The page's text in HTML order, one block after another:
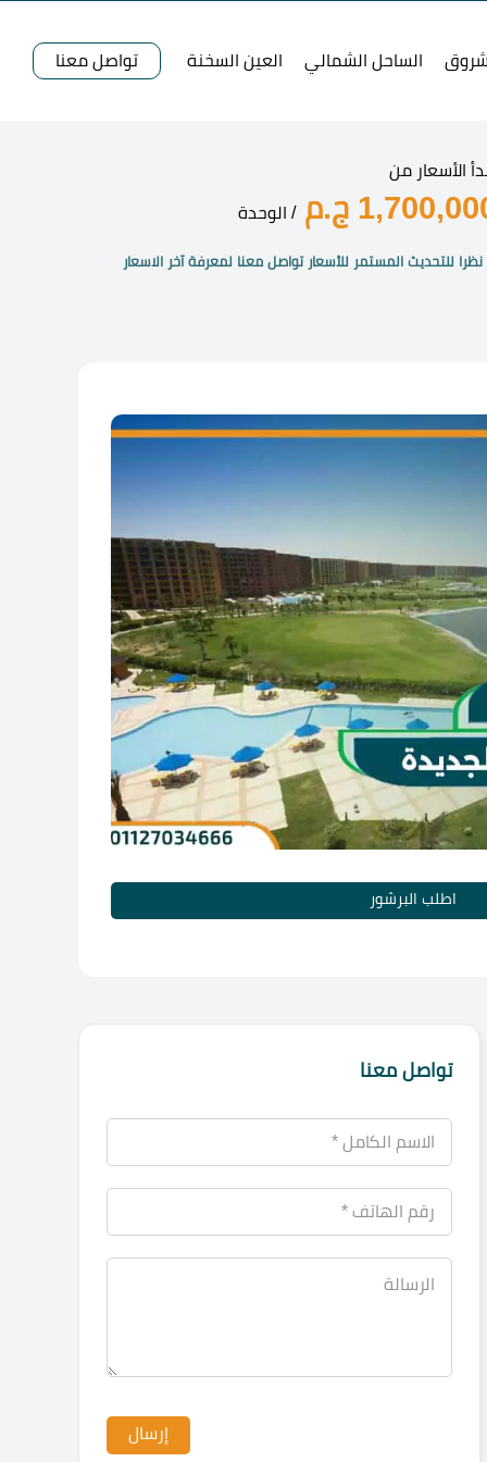
الساحل الشمالي العين السخنة تواصل معنا
الأسعار من
ج.م / الوحدة
نظرا للتحديث المستمر للأسعار تواصل معنا لمعرفة آخر الاسعار
اطلب البرشور
تواصل معنا